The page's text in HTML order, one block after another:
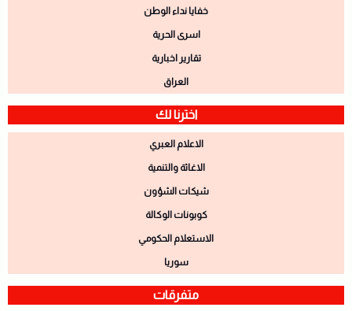
خفايا نداء الوطن
اسرى الحرية
تقارير اخبارية
العراق
اخترنا لك
الاعلام العبري
الاغاثة والتنمية
شيكات الشؤون
كوبونات الوكالة
الاستعلام الحكومي
سوريا
متفرقات